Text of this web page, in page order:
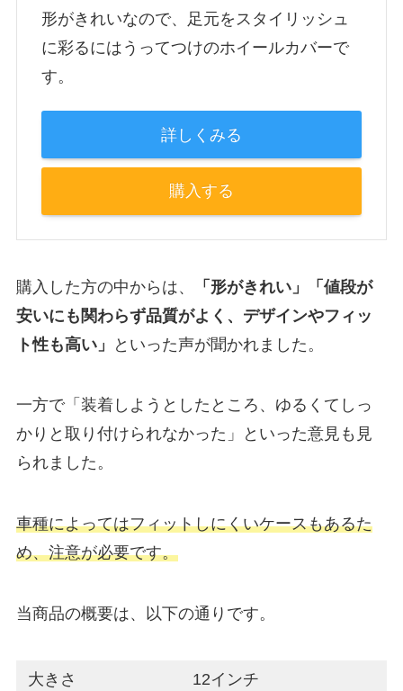
形がきれいなので、足元をスタイリッシュ
に彩るにはうってつけのホイールカバーで
す。
詳しくみる
購入する
購入した方の中からは、
「形がきれい」「値段が
安いにも関わらず品質がよく、デザインやフィッ
ト性も高い」
といった声が聞かれました。
一方で「装着しようとしたところ、ゆるくてしっ
かりと取り付けられなかった」といった意見も見
られました。
車種によってはフィットしにくいケースもあるた
め、注意が必要です。
当商品の概要は、以下の通りです。
大きさ 12インチ